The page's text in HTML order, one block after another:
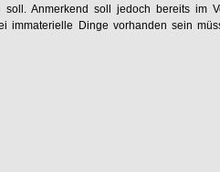
soll. Anmerkend soll jedoch bereits im
immaterielle Dinge vorhanden sein